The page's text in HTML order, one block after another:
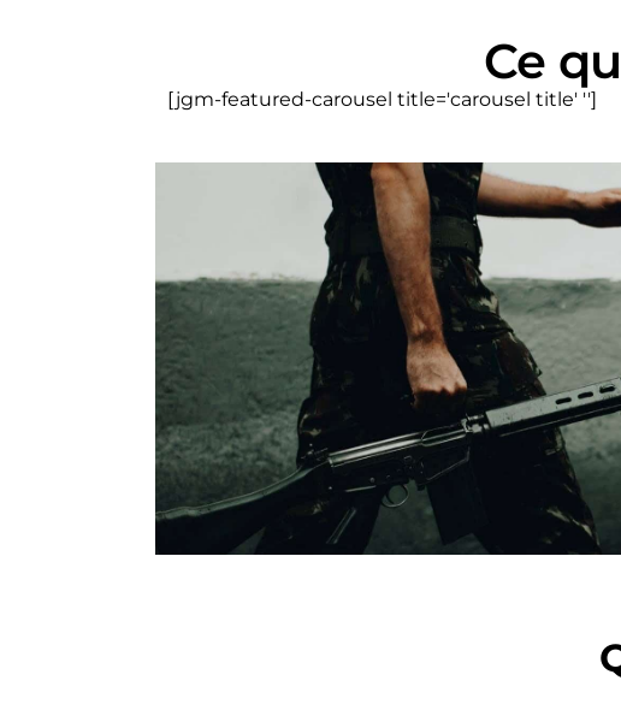
Ce
[jgm-featured-carousel title='carousel title' '']